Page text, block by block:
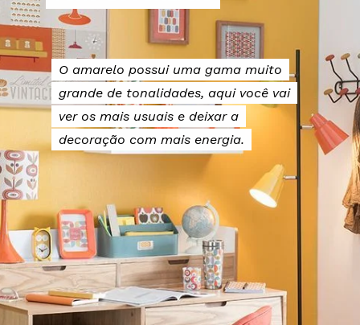
O amarelo possui uma gama muito
grande de tonalidades, aqui você vai
ver os mais usuais e deixar a
decoração com mais energia.
O amarelo possui uma gama muito
grande de tonalidades, aqui você vai
ver os mais usuais e deixar a
decoração com mais energia.